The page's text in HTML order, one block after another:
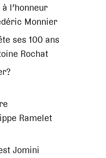
l’honneur
Monnier
ses 100 ans
Rochat
Ramelet
Jomini